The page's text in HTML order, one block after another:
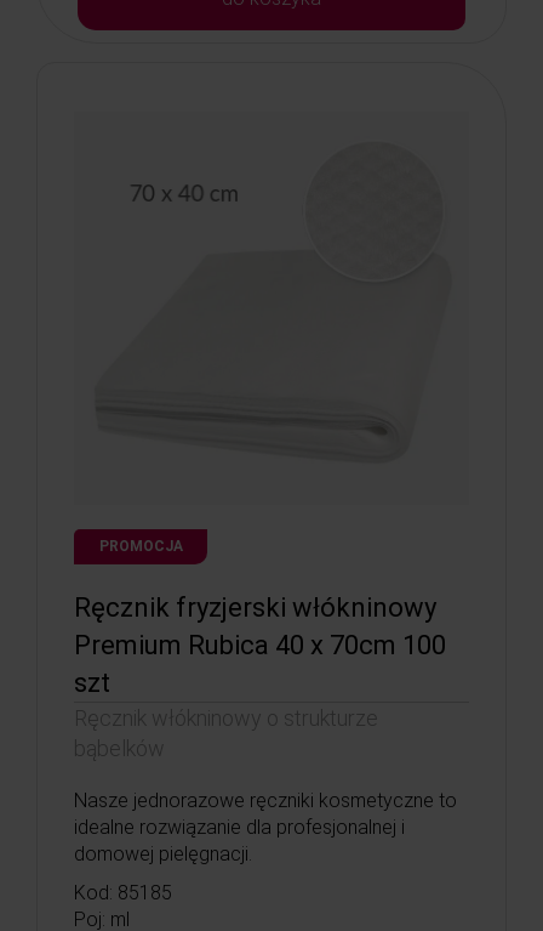
PROMOCJA
Ręcznik fryzjerski włókninowy
Premium Rubica 40 x 70cm 100
szt
Ręcznik włókninowy o strukturze
bąbelków
Nasze jednorazowe ręczniki kosmetyczne to
idealne rozwiązanie dla profesjonalnej i
domowej pielęgnacji.
Kod: 85185
Poj: ml